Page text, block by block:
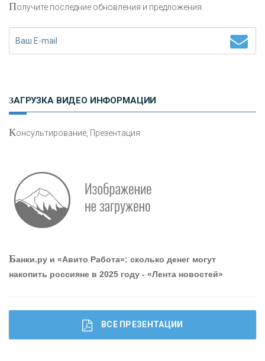
привлечь и удержать персонал - «Интервью»
Получите последние обновления и предложения.
ЗАГРУЗКА ВИДЕО ИНФОРМАЦИИ
Консультирование, Презентация
Банки.ру и «Авито Работа»: сколько денег могут
накопить россияне в 2025 году - «Лента новостей»
ВСЕ ПРЕЗЕНТАЦИИ